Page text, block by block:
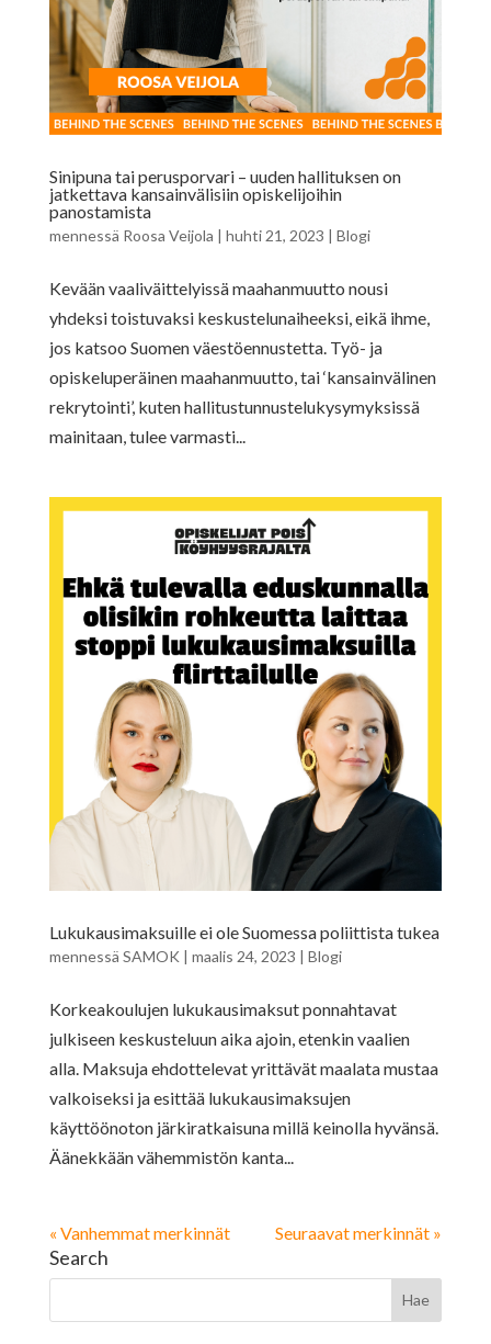
Sinipuna tai perusporvari – uuden hallituksen on
jatkettava kansainvälisiin opiskelijoihin
panostamista
mennessä Roosa Veijola | huhti 21, 2023 | Blogi
Kevään vaaliväittelyissä maahanmuutto nousi
yhdeksi toistuvaksi keskustelunaiheeksi, eikä ihme,
jos katsoo Suomen väestöennustetta. Työ- ja
opiskeluperäinen maahanmuutto, tai ‘kansainvälinen
rekrytointi’, kuten hallitustunnustelukysymyksissä
mainitaan, tulee varmasti...
Lukukausimaksuille ei ole Suomessa poliittista tukea
mennessä SAMOK | maalis 24, 2023 | Blogi
Korkeakoulujen lukukausimaksut ponnahtavat
julkiseen keskusteluun aika ajoin, etenkin vaalien
alla. Maksuja ehdottelevat yrittävät maalata mustaa
valkoiseksi ja esittää lukukausimaksujen
käyttöönoton järkiratkaisuna millä keinolla hyvänsä.
Äänekkään vähemmistön kanta...
« Vanhemmat merkinnät Seuraavat merkinnät »
Search